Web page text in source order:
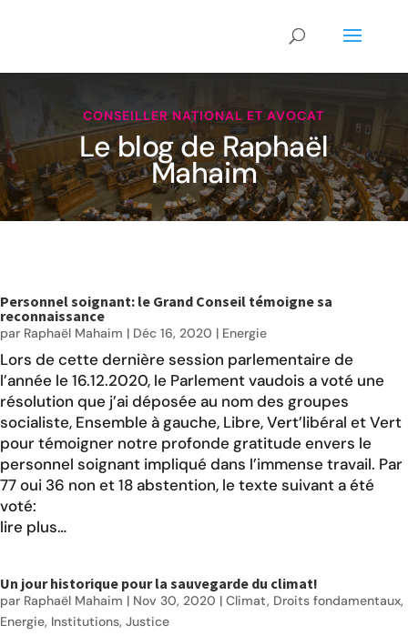
CONSEILLER NATIONAL ET AVOCAT
Le blog de Raphaël
Mahaim
Personnel soignant: le Grand Conseil témoigne sa
reconnaissance
par Raphaël Mahaim | Déc 16, 2020 | Energie
Lors de cette dernière session parlementaire de
l’année le 16.12.2020, le Parlement vaudois a voté une
résolution que j’ai déposée au nom des groupes
socialiste, Ensemble à gauche, Libre, Vert’libéral et Vert
pour témoigner notre profonde gratitude envers le
personnel soignant impliqué dans l’immense travail. Par
77 oui 36 non et 18 abstention, le texte suivant a été
voté:
lire plus…
Un jour historique pour la sauvegarde du climat!
par Raphaël Mahaim | Nov 30, 2020 | Climat, Droits fondamentaux,
Energie, Institutions, Justice